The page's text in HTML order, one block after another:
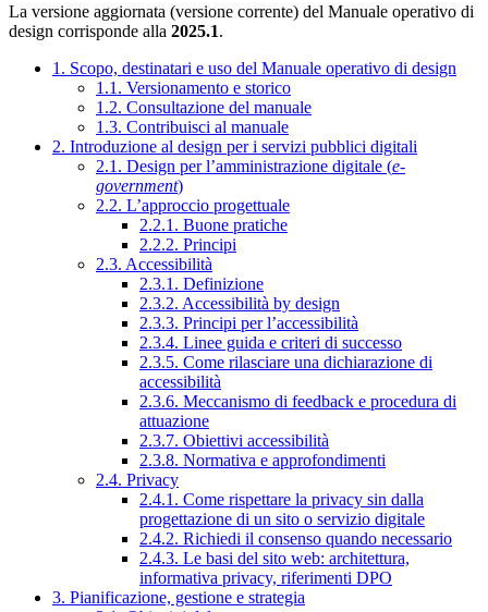
La versione aggiornata (versione corrente) del Manuale operativo di
design corrisponde alla 2025.1.
1. Scopo, destinatari e uso del Manuale operativo di design
1.1. Versionamento e storico
1.2. Consultazione del manuale
1.3. Contribuisci al manuale
2. Introduzione al design per i servizi pubblici digitali
2.1. Design per l’amministrazione digitale (e-
government)
2.2. L’approccio progettuale
2.2.1. Buone pratiche
2.2.2. Principi
2.3. Accessibilità
2.3.1. Definizione
2.3.2. Accessibilità by design
2.3.3. Principi per l’accessibilità
2.3.4. Linee guida e criteri di successo
2.3.5. Come rilasciare una dichiarazione di
accessibilità
2.3.6. Meccanismo di feedback e procedura di
attuazione
2.3.7. Obiettivi accessibilità
2.3.8. Normativa e approfondimenti
2.4. Privacy
2.4.1. Come rispettare la privacy sin dalla
progettazione di un sito o servizio digitale
2.4.2. Richiedi il consenso quando necessario
2.4.3. Le basi del sito web: architettura,
informativa privacy, riferimenti DPO
3. Pianificazione, gestione e strategia